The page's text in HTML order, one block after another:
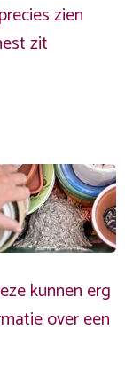
zien
zit
kunnen erg
over een